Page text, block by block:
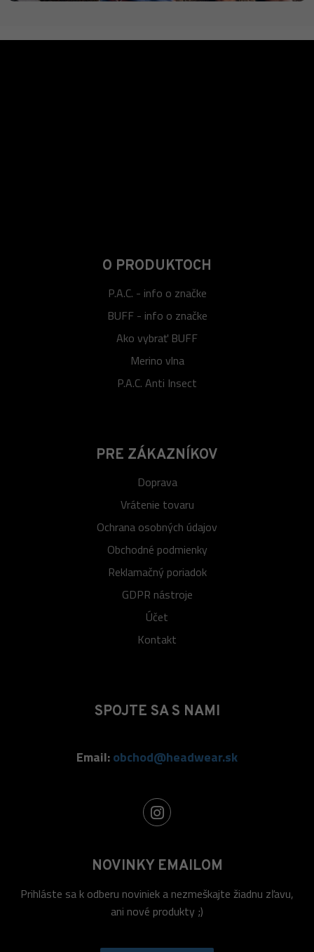
O PRODUKTOCH
P.A.C. - info o značke
BUFF - info o značke
Ako vybrať BUFF
Merino vlna
P.A.C. Anti Insect
PRE ZÁKAZNÍKOV
Doprava
Vrátenie tovaru
Ochrana osobných údajov
Obchodné podmienky
Reklamačný poriadok
GDPR nástroje
Účet
Kontakt
SPOJTE SA S NAMI
Email:obchod@headwear.sk
NOVINKY EMAILOM
Prihláste sa k odberu noviniek a nezmeškajte žiadnu zľavu,
ani nové produkty ;)